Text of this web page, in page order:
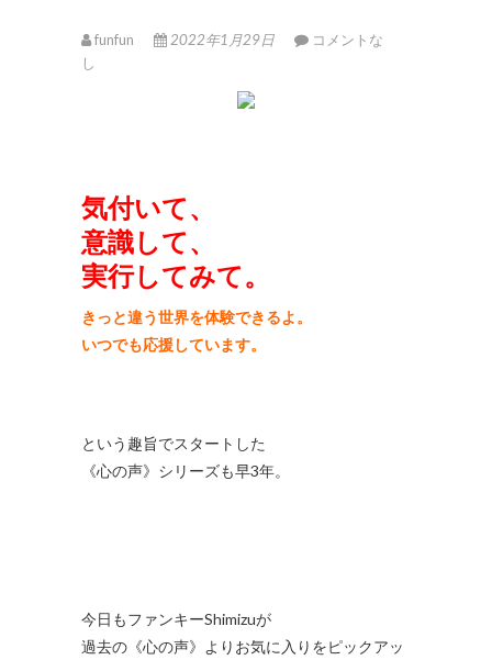
funfun 2022年1月29日
コメントな
し
気付いて、
意識して、
実行してみて。
きっと違う世界を体験できるよ。
いつでも応援しています。
という趣旨でスタートした
《心の声》シリーズも早3年。
今日もファンキーShimizuが
過去の《心の声》よりお気に入りをピックアッ